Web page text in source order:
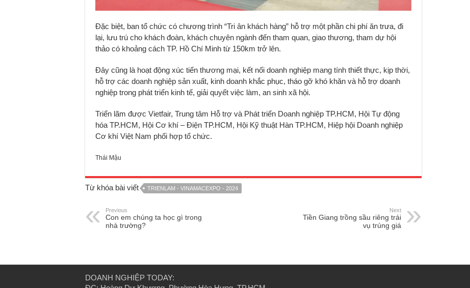
Đặc biệt, ban tổ chức có chương trình “Tri ân khách hàng” hỗ trợ một phần chi phí ăn trưa, đi
lại, lưu trú cho khách đoàn, khách chuyên ngành đến tham quan, giao thương, tham dự hội
thảo có khoảng cách TP. Hồ Chí Minh từ 150km trở lên.
Đây cũng là hoạt động xúc tiến thương mại, kết nối doanh nghiệp mang tính thiết thực, kịp thời,
hỗ trợ các doanh nghiệp sản xuất, kinh doanh khắc phục, tháo gỡ khó khăn và hỗ trợ doanh
nghiệp trong phát triển kinh tế, giải quyết việc làm, an sinh xã hội.
Triển lãm được Vietfair, Trung tâm Hỗ trợ và Phát triển Doanh nghiệp TP.HCM, Hội Tự động
hóa TP.HCM, Hội Cơ khí – Điện TP.HCM, Hội Kỹ thuật Hàn TP.HCM, Hiệp hội Doanh nghiệp
Cơ khí Việt Nam phối hợp tổ chức.
Thái Mậu
Từ khóa bài viết TRIENLAM - VINAMACEXPO - 2024
Previous
Con em chúng ta học gì trong
nhà trường?
Next
Tiền Giang trồng sầu riêng trái
vụ trúng giá
DOANH NGHIỆP TODAY: